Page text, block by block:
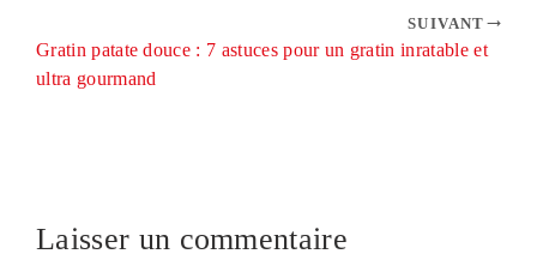
SUIVANT
Gratin patate douce : 7 astuces pour un gratin inratable et
ultra gourmand
Laisser un commentaire